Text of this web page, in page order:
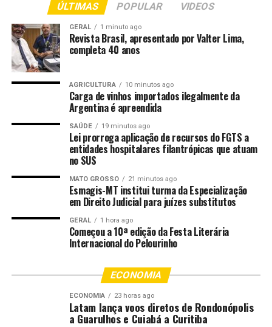
“A Rua Primeiro de Março,
repleta de prédios
tombados, historicamente
sofria danos durante a
passagem dos blocos. Esse
ano, os megablocos
abraçaram a ideia e
passaram a fazer alertas ao
público pedindo para não
urinar e nem subir nos
monumentos. O resultado
foi extremamente positivo.
Até o momento, nenhum
dano foi registrado”.
As ações também incluem um cubo de LED instalado na
ÚLTIMAS POPULAR VIDEOS
GERAL 1 minuto ago
Revista Brasil, apresentado por Valter Lima,
completa 40 anos
AGRICULTURA 10 minutos ago
Carga de vinhos importados ilegalmente da
Argentina é apreendida
SAÚDE 19 minutos ago
Lei prorroga aplicação de recursos do FGTS a
entidades hospitalares filantrópicas que atuam
no SUS
MATO GROSSO 21 minutos ago
Esmagis-MT institui turma da Especialização
em Direito Judicial para juízes substitutos
GERAL 1 hora ago
Começou a 10ª edição da Festa Literária
Internacional do Pelourinho
ECONOMIA
ECONOMIA 23 horas ago
Latam lança voos diretos de Rondonópolis
a Guarulhos e Cuiabá a Curitiba